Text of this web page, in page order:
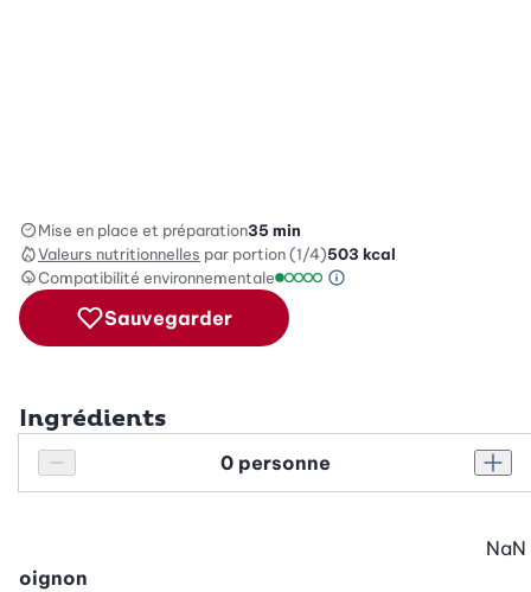
Mise en place et préparation35 min
Valeurs nutritionnelles par portion (1/4)503 kcal
Compatibilité environnementale
Échelle de compatibilité
Information sur
Sauvegarder
Ingrédients
Réduire le nombre de personnes
Personnes
oignon
NaN